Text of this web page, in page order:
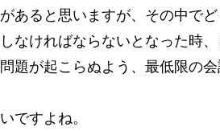
あると思いますが、その中で
なければならないとなった時
題が起こらぬよう、最低限の
ですよね。